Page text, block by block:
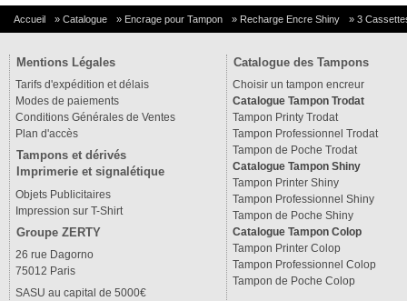
Accueil » Catalogue » Encrage pour Tampon » Recharge Encre Shiny » 3
Mentions Légales
Tarifs d'expédition et délais
Modes de paiements
Conditions Générales de Ventes
Plan d'accès
Tampons et dérivés
Imprimerie et signalétique
Objets Publicitaires
Impression sur T-Shirt
Groupe ZERTY
26 rue Dagorno
75012 Paris
SASU au capital de 5000€
Catalogue des Tampons
Choisir un tampon encreur
Catalogue Tampon Trodat
Tampon Printy Trodat
Tampon Professionnel Trodat
Tampon de Poche Trodat
Catalogue Tampon Shiny
Tampon Printer Shiny
Tampon Professionnel Shiny
Tampon de Poche Shiny
Catalogue Tampon Colop
Tampon Printer Colop
Tampon Professionnel Colop
Tampon de Poche Colop